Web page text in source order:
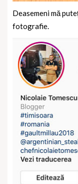
Deasemeni mă
fotografie.